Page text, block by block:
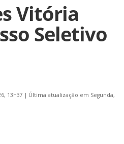
Vitória
Seletivo
13h37 | Última atualização em Segunda,